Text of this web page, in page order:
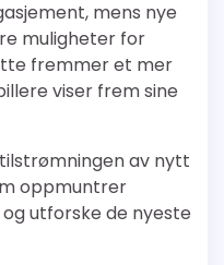
mens nye
muligheter for
fremmer et mer
viser frem sine
av nytt
oppmuntrer
utforske de nyeste